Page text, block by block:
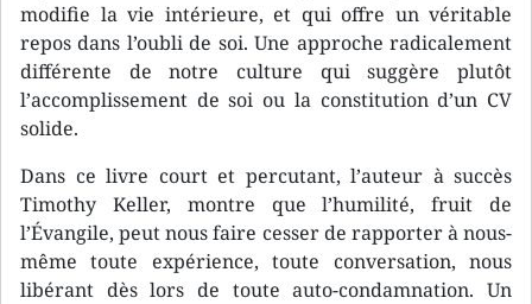
modifie la vie intérieure, et qui offre un véritable
repos dans l’oubli de soi. Une approche radicalement
différente de notre culture qui suggère plutôt
l’accomplissement de soi ou la constitution d’un CV
solide.
Dans ce livre court et percutant, l’auteur à succès
Timothy Keller, montre que l’humilité, fruit de
l’Évangile, peut nous faire cesser de rapporter à nous-
même toute expérience, toute conversation, nous
libérant dès lors de toute auto-condamnation. Un